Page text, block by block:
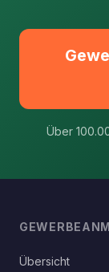
Über
Übersicht